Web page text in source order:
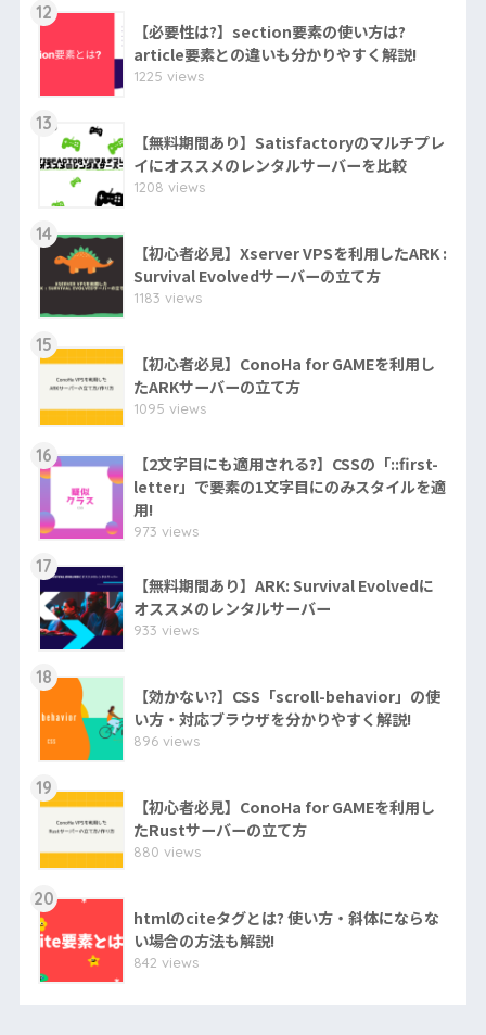
12
【必要性は?】section要素の使い方は?
article要素との違いも分かりやすく解説!
1225 views
13
【無料期間あり】Satisfactoryのマルチプレ
イにオススメのレンタルサーバーを比較
1208 views
14
【初心者必見】Xserver VPSを利用したARK :
Survival Evolvedサーバーの立て方
1183 views
15
【初心者必見】ConoHa for GAMEを利用し
たARKサーバーの立て方
1095 views
16
【2文字目にも適用される?】CSSの「::first-
letter」で要素の1文字目にのみスタイルを適
用!
973 views
17
【無料期間あり】ARK: Survival Evolvedに
オススメのレンタルサーバー
933 views
18
【効かない?】CSS「scroll-behavior」の使
い方・対応ブラウザを分かりやすく解説!
896 views
19
【初心者必見】ConoHa for GAMEを利用し
たRustサーバーの立て方
880 views
20
htmlのciteタグとは? 使い方・斜体にならな
い場合の方法も解説!
842 views